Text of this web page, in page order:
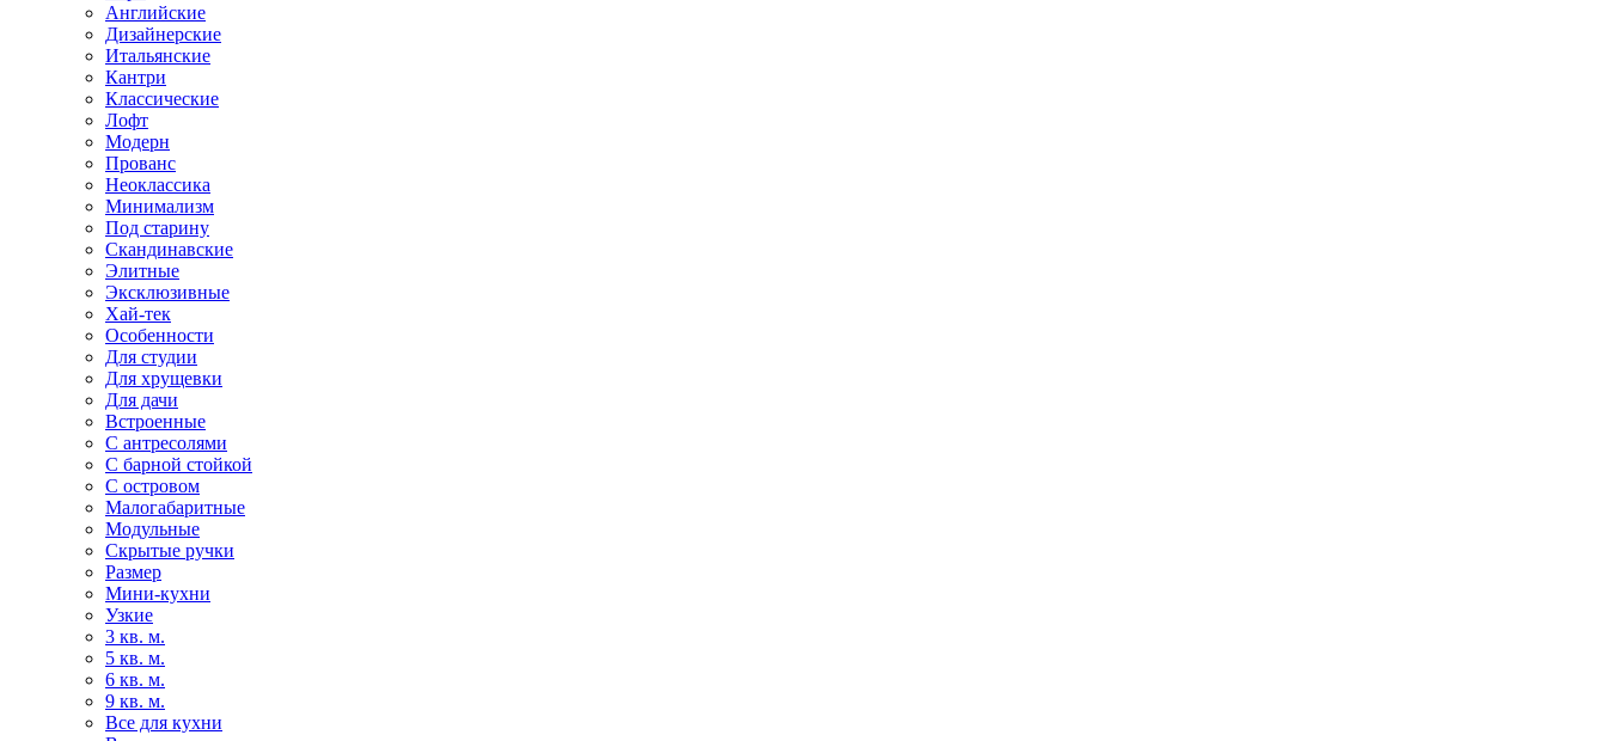
Английские
Дизайнерские
Итальянские
Кантри
Классические
Лофт
Модерн
Прованс
Неоклассика
Минимализм
Под старину
Скандинавские
Элитные
Эксклюзивные
Хай-тек
Особенности
Для студии
Для хрущевки
Для дачи
Встроенные
С антресолями
С барной стойкой
С островом
Малогабаритные
Модульные
Скрытые ручки
Размер
Мини-кухни
Узкие
3 кв. м.
5 кв. м.
6 кв. м.
9 кв. м.
Все для кухни